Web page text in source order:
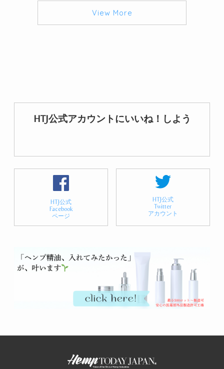
View More
HTJ公式アカウントにいいね！しよう
HTJ公式
Facebook
ページ
HTJ公式
Twitter
アカウント